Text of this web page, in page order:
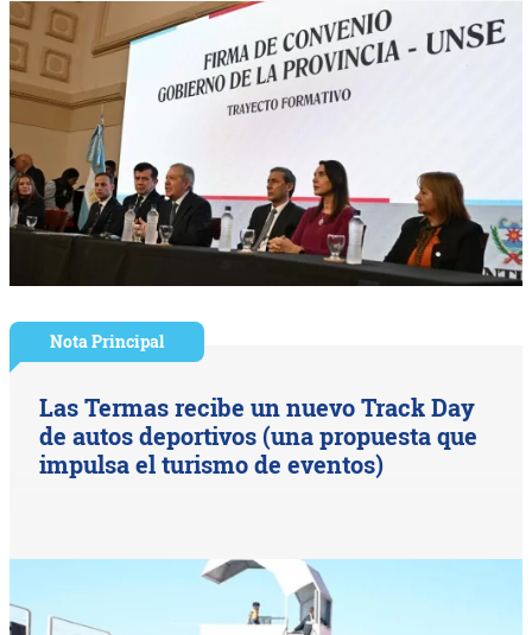
Nota Principal
Las Termas recibe un nuevo Track Day
de autos deportivos (una propuesta que
impulsa el turismo de eventos)